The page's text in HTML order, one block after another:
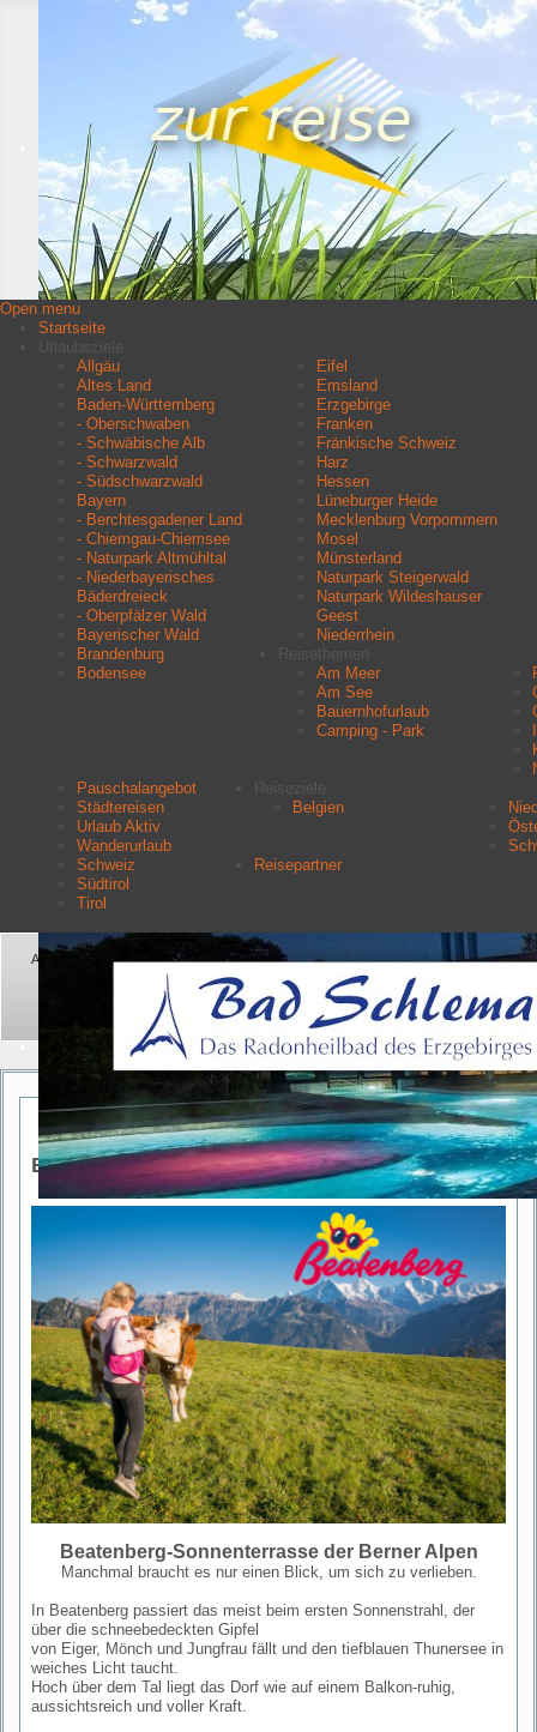
Open menu
Startseite
Allgäu
Altes Land
Baden-Württemberg
- Oberschwaben
- Schwäbische Alb
- Schwarzwald
- Südschwarzwald
Bayern
- Berchtesgadener Land
- Chiemgau-Chiemsee
- Naturpark Altmühltal
- Niederbayerisches
Bäderdreieck
- Oberpfälzer Wald
Bayerischer Wald
Brandenburg
Bodensee
Eifel
Emsland
Erzgebirge
Franken
Fränkische Schweiz
Harz
Hessen
Lüneburger Heide
Mecklenburg Vorpommern
Mosel
Münsterland
Naturpark Steigerwald
Naturpark Wildeshauser
Geest
Niederrhein
Am Meer
Am See
Bauernhofurlaub
Camping - Park
Pauschalangebot
Städtereisen
Urlaub Aktiv
Wanderurlaub
Belgien
Schweiz
Südtirol
Tirol
Reisepartner
Aktuelle Seite:Startseite Reiseziele Schweiz Beatenberg Tourismus
Suchen
Beatenberg Tourismus
Beatenberg-Sonnenterrasse der Berner Alpen
Manchmal braucht es nur einen Blick, um sich zu verlieben.
In Beatenberg passiert das meist beim ersten Sonnenstrahl, der
über die schneebedeckten Gipfel
von Eiger, Mönch und Jungfrau fällt und den tiefblauen Thunersee in
weiches Licht taucht.
Hoch über dem Tal liegt das Dorf wie auf einem Balkon-ruhig,
aussichtsreich und voller Kraft.